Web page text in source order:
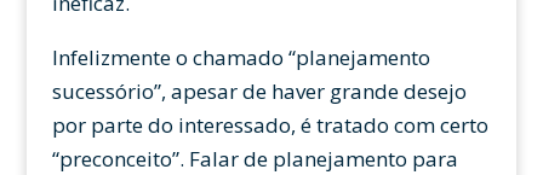
Infelizmente o chamado “planejamento
sucessório”, apesar de haver grande desejo
por parte do interessado, é tratado com certo
“preconceito”. Falar de planejamento para